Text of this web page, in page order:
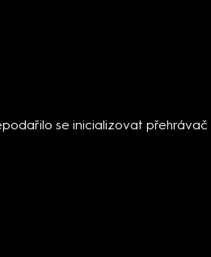
se inicializovat přehrávač